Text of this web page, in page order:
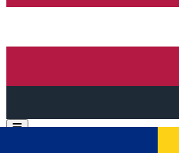
Open main menu